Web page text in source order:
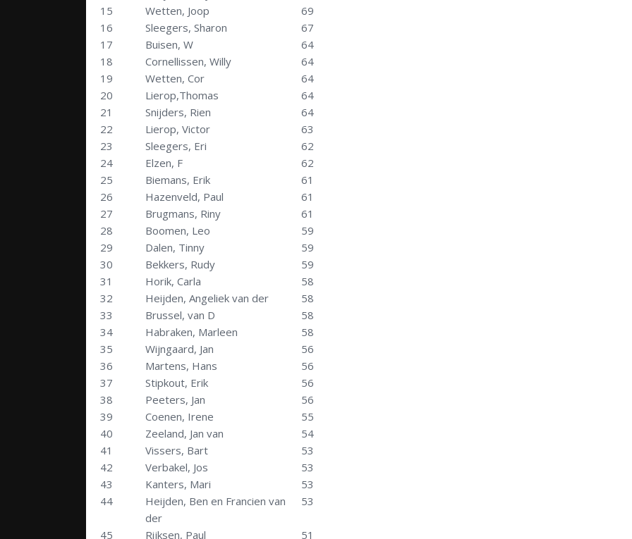
15
Wetten, Joop
69
16
Sleegers, Sharon
67
17
Buisen, W
64
18
Cornellissen, Willy
64
19
Wetten, Cor
64
20
Lierop,Thomas
64
21
Snijders, Rien
64
22
Lierop, Victor
63
23
Sleegers, Eri
62
24
Elzen, F
62
25
Biemans, Erik
61
26
Hazenveld, Paul
61
27
Brugmans, Riny
61
28
Boomen, Leo
59
29
Dalen, Tinny
59
30
Bekkers, Rudy
59
31
Horik, Carla
58
32
Heijden, Angeliek van der
58
33
Brussel, van D
58
34
Habraken, Marleen
58
35
Wijngaard, Jan
56
36
Martens, Hans
56
37
Stipkout, Erik
56
38
Peeters, Jan
56
39
Coenen, Irene
55
40
Zeeland, Jan van
54
41
Vissers, Bart
53
42
Verbakel, Jos
53
43
Kanters, Mari
53
44
Heijden, Ben en Francien van
der
53
45 Rijksen, Paul 51